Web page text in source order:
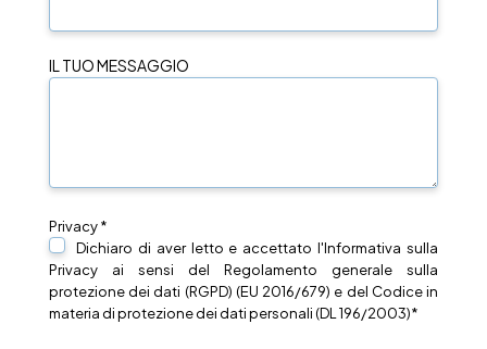
IL TUO MESSAGGIO
Privacy *
Dichiaro di aver letto e accettato l'Informativa sulla
Privacy ai sensi del Regolamento generale sulla
protezione dei dati (RGPD) (EU 2016/679) e del Codice in
materia di protezione dei dati personali (DL 196/2003)*